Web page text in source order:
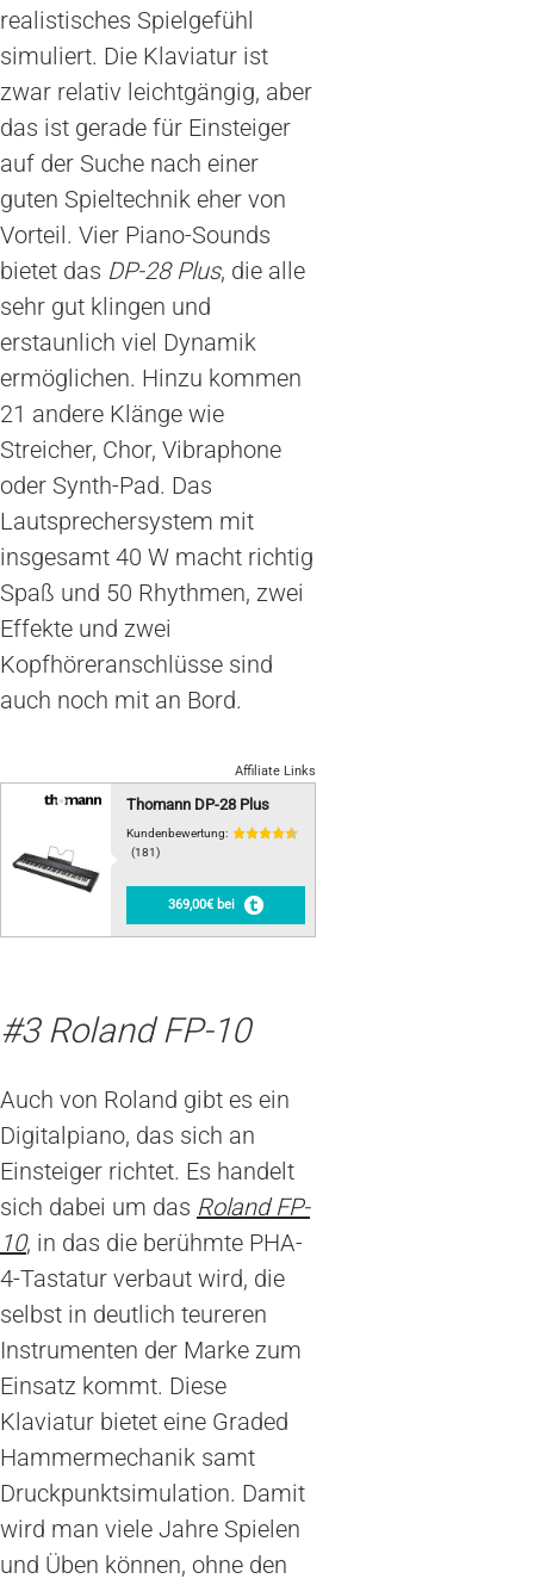
realistisches Spielgefühl
simuliert. Die Klaviatur ist
zwar relativ leichtgängig, aber
das ist gerade für Einsteiger
auf der Suche nach einer
guten Spieltechnik eher von
Vorteil. Vier Piano-Sounds
bietet das DP-28 Plus, die alle
sehr gut klingen und
erstaunlich viel Dynamik
ermöglichen. Hinzu kommen
21 andere Klänge wie
Streicher, Chor, Vibraphone
oder Synth-Pad. Das
Lautsprechersystem mit
insgesamt 40 W macht richtig
Spaß und 50 Rhythmen, zwei
Effekte und zwei
Kopfhöreranschlüsse sind
auch noch mit an Bord.
Affiliate Links
Thomann DP-28 Plus
Kundenbewertung:
(181)
369,00€ bei
#3 Roland FP-10
Auch von Roland gibt es ein
Digitalpiano, das sich an
Einsteiger richtet. Es handelt
sich dabei um das Roland FP-
10, in das die berühmte PHA-
4-Tastatur verbaut wird, die
selbst in deutlich teureren
Instrumenten der Marke zum
Einsatz kommt. Diese
Klaviatur bietet eine Graded
Hammermechanik samt
Druckpunktsimulation. Damit
wird man viele Jahre Spielen
und Üben können, ohne den